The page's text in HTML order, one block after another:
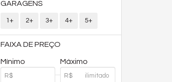
GARAGENS
1+ 2+ 3+ 4+ 5+
FAIXA DE PREÇO
Mínimo Máximo